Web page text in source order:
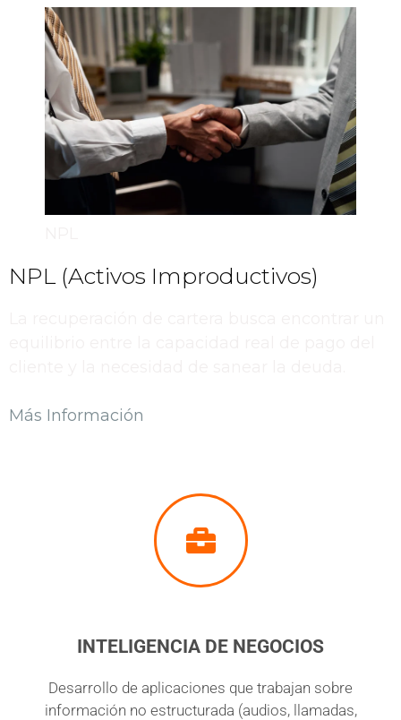
NPL (Activos Improductivos)
Más Información
INTELIGENCIA DE NEGOCIOS
Desarrollo de aplicaciones que trabajan sobre
información no estructurada (audios, llamadas,